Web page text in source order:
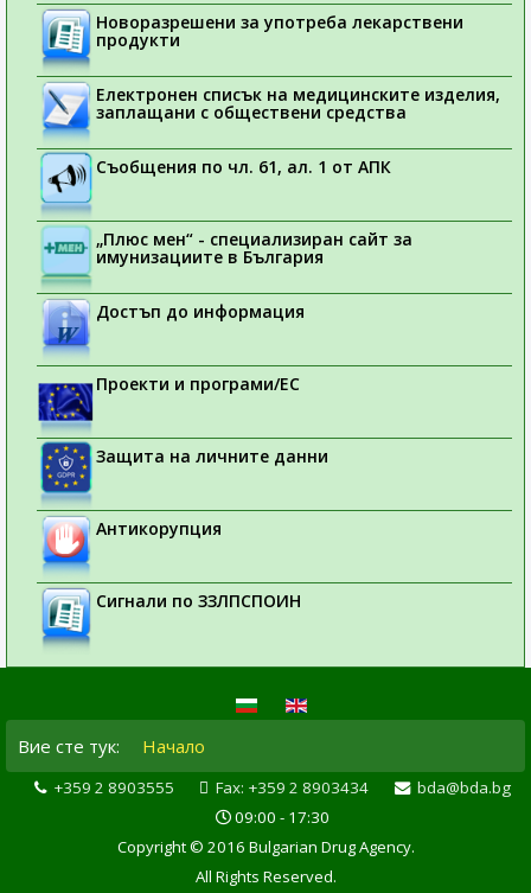
Новоразрешени за употреба лекарствени
продукти
Електронен списък на медицинските изделия,
заплащани с обществени средства
Съобщения по чл. 61, ал. 1 от АПК
„Плюс мен“ - специализиран сайт за
имунизациите в България
Достъп до информация
Проекти и програми/ЕС
Защита на личните данни
Антикорупция
Сигнали по ЗЗЛПСПОИН
Вие сте тук: Начало
+359 2 8903555 Fax: +359 2 8903434
bda@bda.bg
09:00 - 17:30
Copyright © 2016 Bulgarian Drug Agency.
All Rights Reserved.